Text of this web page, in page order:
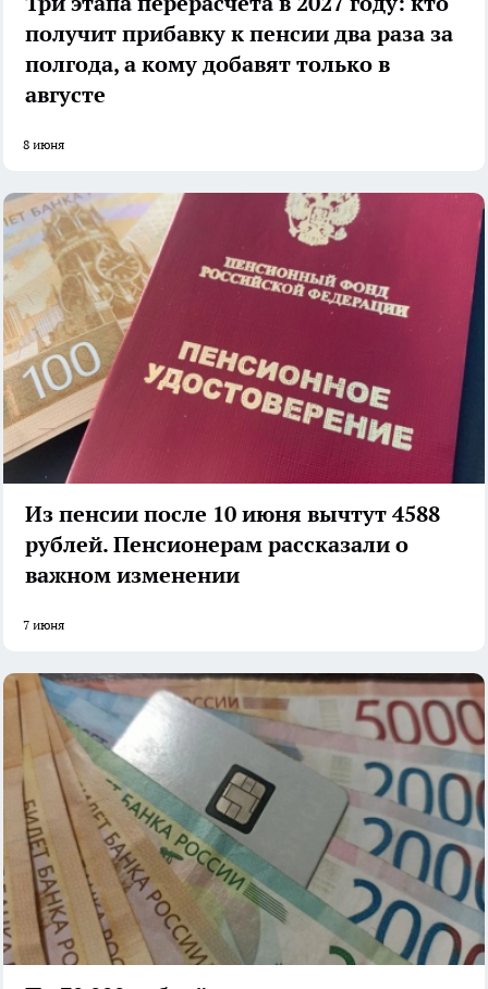
получит прибавку к пенсии два раза за
полгода, а кому добавят только в
августе
8 июня
Из пенсии после 10 июня вычтут 4588
рублей. Пенсионерам рассказали о
важном изменении
7 июня